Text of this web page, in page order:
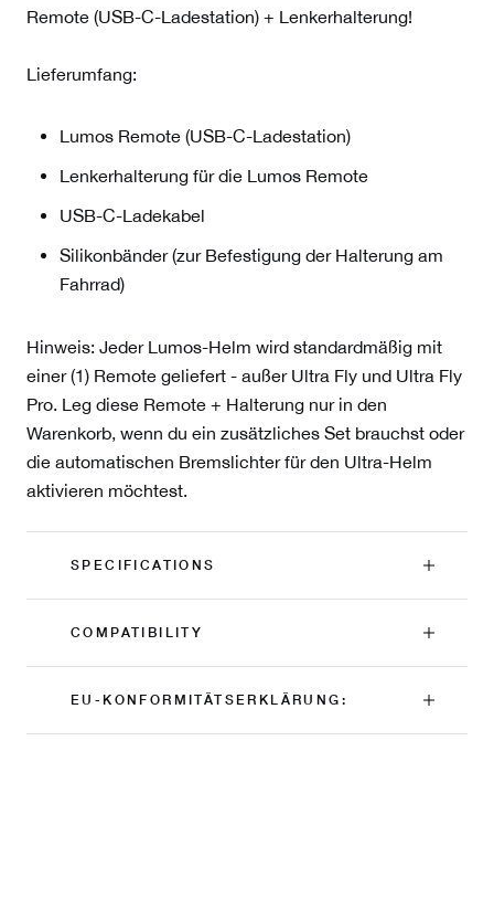
Remote (USB-C-Ladestation) + Lenkerhalterung!
Lieferumfang:
Lumos Remote (USB-C-Ladestation)
Lenkerhalterung für die Lumos Remote
USB-C-Ladekabel
Silikonbänder (zur Befestigung der Halterung am
Fahrrad)
Hinweis: Jeder Lumos-Helm wird standardmäßig mit
einer (1) Remote geliefert - außer Ultra Fly und Ultra Fly
Pro. Leg diese Remote + Halterung nur in den
Warenkorb, wenn du ein zusätzliches Set brauchst oder
die automatischen Bremslichter für den Ultra-Helm
aktivieren möchtest.
SPECIFICATIONS
COMPATIBILITY
EU-KONFORMITÄTSERKLÄRUNG: